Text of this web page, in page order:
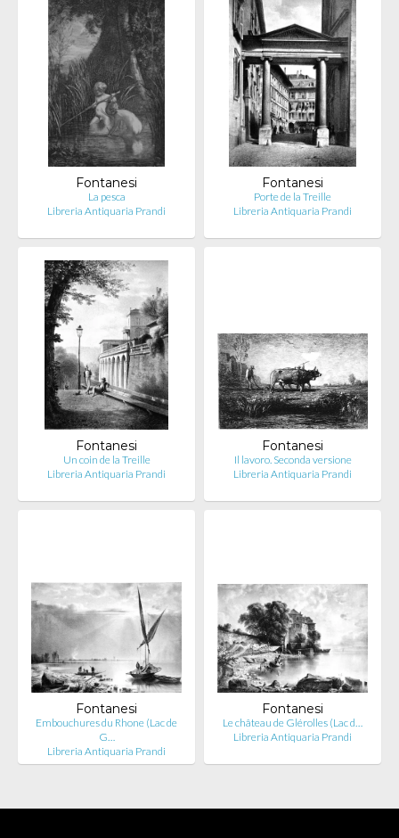
Fontanesi
La pesca
Libreria Antiquaria Prandi
Fontanesi
Porte de la Treille
Libreria Antiquaria Prandi
Fontanesi
Un coin de la Treille
Libreria Antiquaria Prandi
Fontanesi
Il lavoro. Seconda versione
Libreria Antiquaria Prandi
Fontanesi
Embouchures du Rhone (Lac de
G…
Libreria Antiquaria Prandi
Fontanesi
Le château de Glérolles (Lac d…
Libreria Antiquaria Prandi